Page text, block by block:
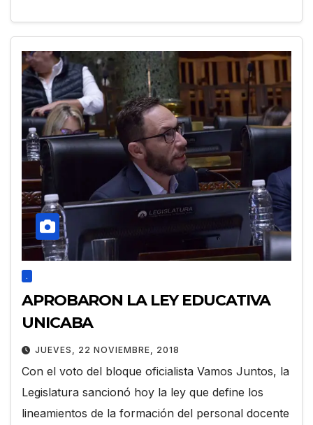
.
APROBARON LA LEY EDUCATIVA
UNICABA
JUEVES, 22 NOVIEMBRE, 2018
Con el voto del bloque oficialista Vamos Juntos, la
Legislatura sancionó hoy la ley que define los
lineamientos de la formación del personal docente